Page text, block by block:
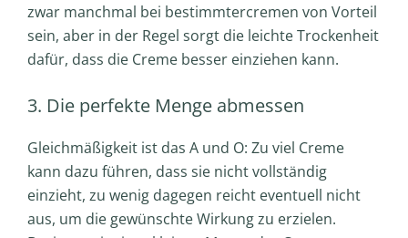
zwar manchmal bei bestimmtercremen von Vorteil
sein, aber in der Regel sorgt die leichte Trockenheit
dafür, dass die Creme besser einziehen kann.
3. Die perfekte Menge abmessen
Gleichmäßigkeit ist das A und O: Zu viel Creme
kann dazu führen, dass sie nicht vollständig
einzieht, zu wenig dagegen reicht eventuell nicht
aus, um die gewünschte Wirkung zu erzielen.